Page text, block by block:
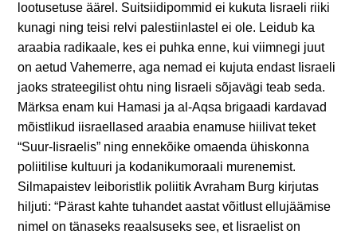
lootusetuse äärel. Suitsiidipommid ei kukuta Iisraeli riiki
kunagi ning teisi relvi palestiinlastel ei ole. Leidub ka
araabia radikaale, kes ei puhka enne, kui viimnegi juut
on aetud Vahemerre, aga nemad ei kujuta endast Iisraeli
jaoks strateegilist ohtu ning Iisraeli sõjavägi teab seda.
Märksa enam kui Hamasi ja al-Aqsa brigaadi kardavad
mõistlikud iisraellased araabia enamuse hiilivat teket
“Suur-Iisraelis” ning ennekõike omaenda ühiskonna
poliitilise kultuuri ja kodanikumoraali murenemist.
Silmapaistev leiboristlik poliitik Avraham Burg kirjutas
hiljuti: “Pärast kahte tuhandet aastat võitlust ellujäämise
nimel on tänaseks reaalsuseks see, et Iisraelist on